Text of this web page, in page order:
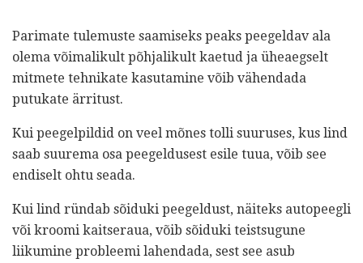
Parimate tulemuste saamiseks peaks peegeldav ala
olema võimalikult põhjalikult kaetud ja üheaegselt
mitmete tehnikate kasutamine võib vähendada
putukate ärritust.
Kui peegelpildid on veel mõnes tolli suuruses, kus lind
saab suurema osa peegeldusest esile tuua, võib see
endiselt ohtu seada.
Kui lind ründab sõiduki peegeldust, näiteks autopeegli
või kroomi kaitseraua, võib sõiduki teistsugune
liikumine probleemi lahendada, sest see asub